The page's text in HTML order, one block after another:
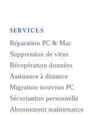
SERVICES
Réparation PC & Mac
Suppression de virus
Récupération données
Assistance à distance
Migration nouveau PC
Sécurisation personnelle
Abonnement maintenance